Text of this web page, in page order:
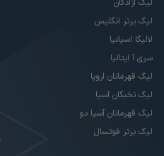
لیگ آزادگان
لیگ برتر انگلیس
لالیگا اسپانیا
سری آ ایتالیا
لیگ قهرمانان اروپا
لیگ نخبگان آسیا
لیگ قهرمانان آسیا دو
لیگ برتر فوتسال